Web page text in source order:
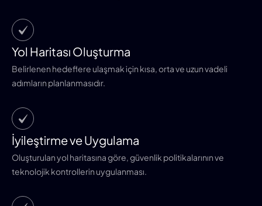
Yol Haritası Oluşturma
Belirlenen hedeflere ulaşmak için kısa, orta ve uzun vadeli
adımların planlanmasıdır.
İyileştirme ve Uygulama
Oluşturulan yol haritasına göre, güvenlik politikalarının ve
teknolojik kontrollerin uygulanması.